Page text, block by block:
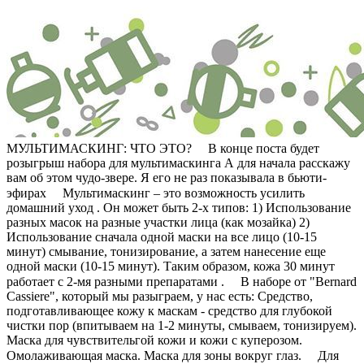
МУЛЬТИМАСКИНГ: ЧТО ЭТО? ⠀ В конце поста будет
розыгрыш набора для мультимаскинга А для начала расскажу
вам об этом чудо-звере. Я его не раз показывала в бьюти-
эфирах ⠀ Мультимаскинг – это возможность усилить
домашний уход . Он может быть 2-х типов: 1) Использование
разных масок на разные участки лица (как мозайка) 2)
Использование сначала одной маски на все лицо (10-15
минут) смывание, тонизирование, а затем нанесение еще
одной маски (10-15 минут). Таким образом, кожа 30 минут
работает с 2-мя разными препаратами . ⠀ В наборе от "Bernard
Cassiere", который мы разыграем, у нас есть: Средство,
подготавливающее кожу к маскам - средство для глубокой
чистки пор (впитываем на 1-2 минуты, смываем, тонизируем).
Маска для чувствительгой кожи и кожи с куперозом.
Омолаживающая маска. Маска для зоны вокруг глаз. ⠀ Для